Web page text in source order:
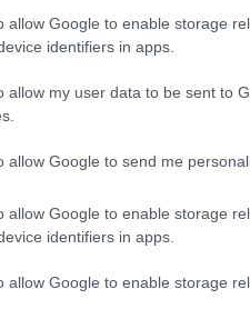
allow Google to enable storage
identifiers in apps.
allow my user data to be sent to
allow Google to send me
allow Google to enable storage
identifiers in apps.
allow Google to enable storage
hip-hop berkeiben lelt új
The Rugged Man, vagy
mainstream
tehetségként számon
a kiadó női alkalmazottait,
tagjaival alkotott együtt.)
album hosszúságú
Mr. Green oldalán rögzített
ismeretlenek, de az
Black Thought is
őszinte
mint Pharoahe Monch,
és te egyek voltatok.” –